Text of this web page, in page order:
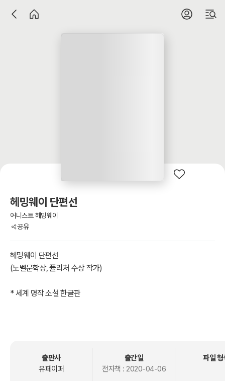
헤밍웨이 단편선
어니스트 헤밍웨이
공유
헤밍웨이 단편선
(노벨문학상, 퓰리처 수상 작가)
* 세계 명작 소설 한글판
작가: 어니스트 헤밍웨이
출판사
유페이퍼
출간일
전자책 : 2020-04-06
파일 형